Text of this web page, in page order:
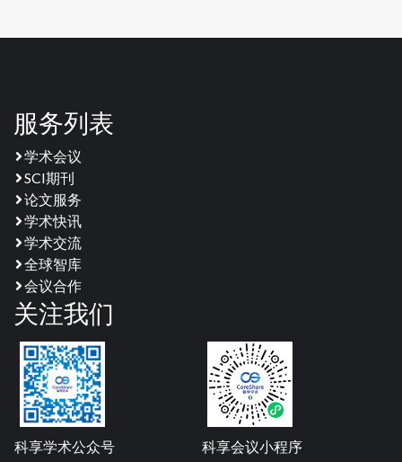
服务列表
学术会议
SCI期刊
论文服务
学术快讯
学术交流
全球智库
会议合作
关注我们
科享学术公众号 科享会议小程序